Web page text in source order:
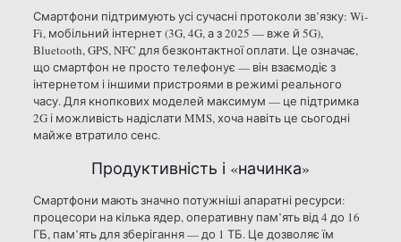
Смартфони підтримують усі сучасні протоколи зв’язку: Wi-
Fi, мобільний інтернет (3G, 4G, а з 2025 — вже й 5G),
Bluetooth, GPS, NFC для безконтактної оплати. Це означає,
що смартфон не просто телефонує — він взаємодіє з
інтернетом і іншими пристроями в режимі реального
часу. Для кнопкових моделей максимум — це підтримка
2G і можливість надіслати MMS, хоча навіть це сьогодні
майже втратило сенс.
Продуктивність і «начинка»
Смартфони мають значно потужніші апаратні ресурси:
процесори на кілька ядер, оперативну пам’ять від 4 до 16
ГБ, пам’ять для зберігання — до 1 ТБ. Це дозволяє їм